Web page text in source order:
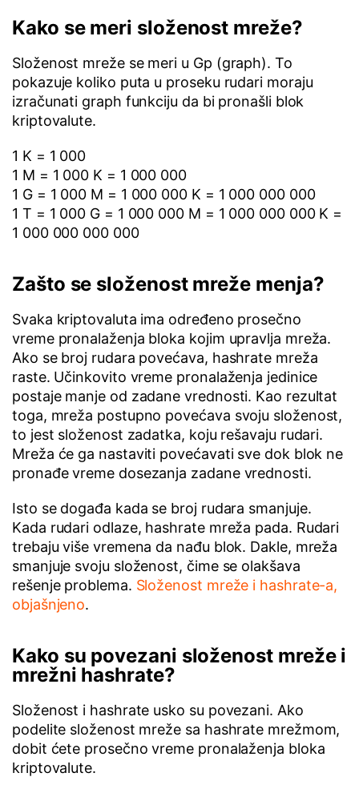
Kako se meri složenost mreže?
Složenost mreže se meri u Gp (graph). To
pokazuje koliko puta u proseku rudari moraju
izračunati graph funkciju da bi pronašli blok
kriptovalute.
1 K = 1 000
1 M = 1 000 K = 1 000 000
1 G = 1 000 M = 1 000 000 K = 1 000 000 000
1 T = 1 000 G = 1 000 000 M = 1 000 000 000 K =
1 000 000 000 000
Zašto se složenost mreže menja?
Svaka kriptovaluta ima određeno prosečno
vreme pronalaženja bloka kojim upravlja mreža.
Ako se broj rudara povećava, hashrate mreža
raste. Učinkovito vreme pronalaženja jedinice
postaje manje od zadane vrednosti. Kao rezultat
toga, mreža postupno povećava svoju složenost,
to jest složenost zadatka, koju rešavaju rudari.
Mreža će ga nastaviti povećavati sve dok blok ne
pronađe vreme dosezanja zadane vrednosti.
Isto se događa kada se broj rudara smanjuje.
Kada rudari odlaze, hashrate mreža pada. Rudari
trebaju više vremena da nađu blok. Dakle, mreža
smanjuje svoju složenost, čime se olakšava
rešenje problema. Složenost mreže i hashrate-a,
objašnjeno.
Kako su povezani složenost mreže i
mrežni hashrate?
Složenost i hashrate usko su povezani. Ako
podelite složenost mreže sa hashrate mrežmom,
dobit ćete prosečno vreme pronalaženja bloka
kriptovalute.